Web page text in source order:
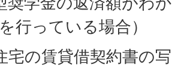
行っている場合）
宅の賃貸借契約書の